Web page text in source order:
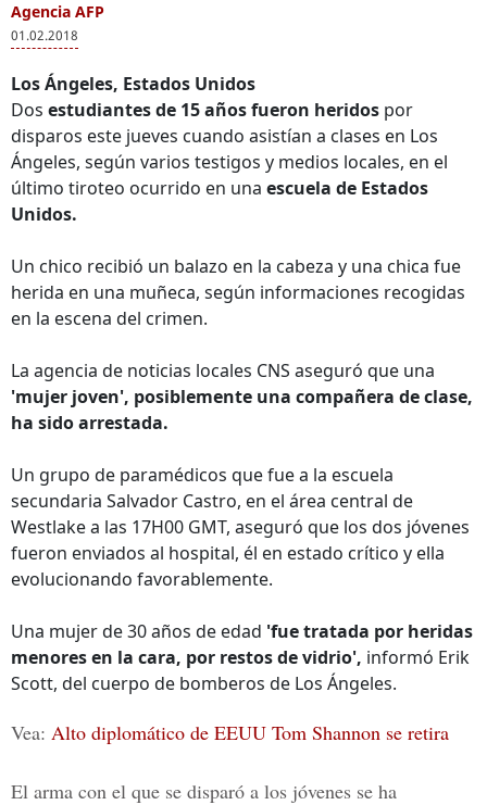
Agencia AFP
01.02.2018
Los Ángeles, Estados Unidos
Dos estudiantes de 15 años fueron heridos por
disparos este jueves cuando asistían a clases en Los
Ángeles, según varios testigos y medios locales, en el
último tiroteo ocurrido en una escuela de Estados
Unidos.
Un chico recibió un balazo en la cabeza y una chica fue
herida en una muñeca, según informaciones recogidas
en la escena del crimen.
La agencia de noticias locales CNS aseguró que una
'mujer joven', posiblemente una compañera de clase,
ha sido arrestada.
Un grupo de paramédicos que fue a la escuela
secundaria Salvador Castro, en el área central de
Westlake a las 17H00 GMT, aseguró que los dos jóvenes
fueron enviados al hospital, él en estado crítico y ella
evolucionando favorablemente.
Una mujer de 30 años de edad 'fue tratada por heridas
menores en la cara, por restos de vidrio', informó Erik
Scott, del cuerpo de bomberos de Los Ángeles.
Vea: Alto diplomático de EEUU Tom Shannon se retira
El arma con el que se disparó a los jóvenes se ha